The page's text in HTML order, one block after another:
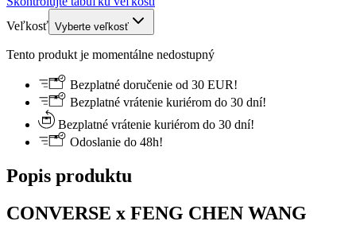
Veľkosť Vyberte veľkosť
Tento produkt je momentálne nedostupný
Bezplatné doručenie od 30 EUR!
Bezplatné vrátenie kuriérom do 30 dní!
Bezplatné vrátenie kuriérom do 30 dní!
Odoslanie do 48h!
Popis produktu
CONVERSE x FENG CHEN WANG